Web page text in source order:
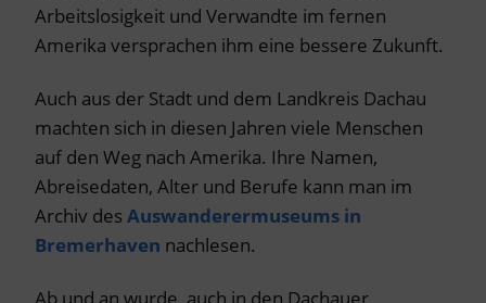
Arbeitslosigkeit und Verwandte im fernen
Amerika versprachen ihm eine bessere Zukunft.
Auch aus der Stadt und dem Landkreis Dachau
machten sich in diesen Jahren viele Menschen
auf den Weg nach Amerika. Ihre Namen,
Abreisedaten, Alter und Berufe kann man im
Archiv des Auswanderermuseums in
Bremerhaven nachlesen.